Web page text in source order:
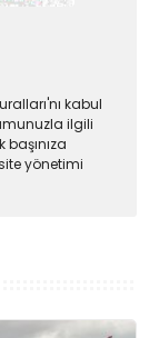
kabul
ilgili
yönetimi